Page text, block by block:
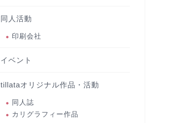
同人活動
印刷会社
イベント
tillataオリジナル作品・活動
同人誌
カリグラフィー作品